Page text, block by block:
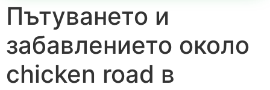
Пътуването и
забавлението около
chicken road в